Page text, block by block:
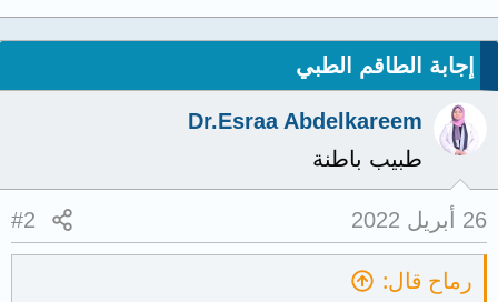
إجابة الطاقم الطبي
Dr.Esraa Abdelkareem
طبيب باطنة
26 أبريل 2022 #2
رماح قال: